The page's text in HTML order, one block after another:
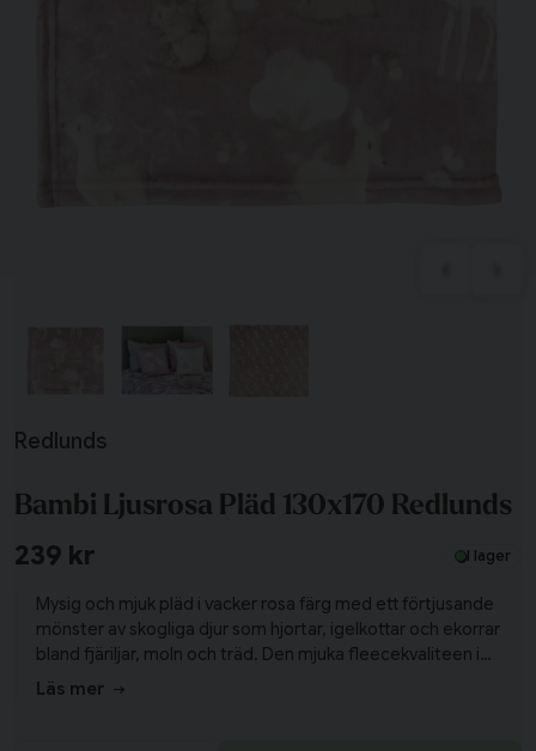
Redlunds
Bambi Ljusrosa Pläd 130x170 Redlunds
239 kr I lager
Mysig och mjuk pläd i vacker rosa färg med ett förtjusande
mönster av skogliga djur som hjortar, igelkottar och ekorrar
bland fjäriljar, moln och träd. Den mjuka fleecekvaliteen i
100% polyester ger en skön och varm känsla, perfekt för
Läs mer
Har du alla tillbehör?